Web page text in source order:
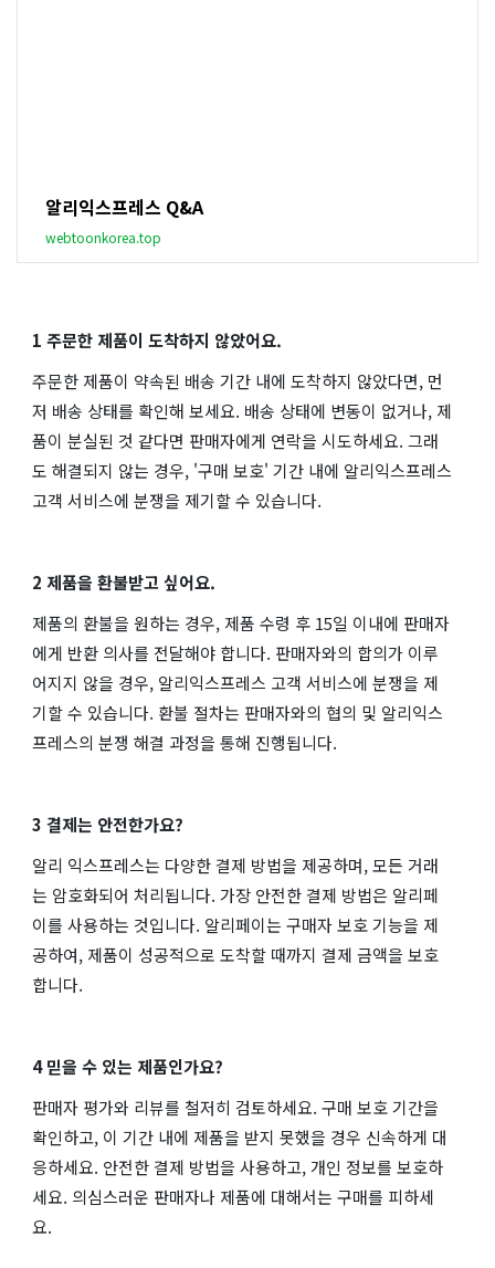
알리익스프레스 Q&A
webtoonkorea.top
1 주문한 제품이 도착하지 않았어요.
주문한 제품이 약속된 배송 기간 내에 도착하지 않았다면, 먼
저 배송 상태를 확인해 보세요. 배송 상태에 변동이 없거나, 제
품이 분실된 것 같다면 판매자에게 연락을 시도하세요. 그래
도 해결되지 않는 경우, '구매 보호' 기간 내에 알리익스프레스
고객 서비스에 분쟁을 제기할 수 있습니다.
2 제품을 환불받고 싶어요.
제품의 환불을 원하는 경우, 제품 수령 후 15일 이내에 판매자
에게 반환 의사를 전달해야 합니다. 판매자와의 합의가 이루
어지지 않을 경우, 알리익스프레스 고객 서비스에 분쟁을 제
기할 수 있습니다. 환불 절차는 판매자와의 협의 및 알리익스
프레스의 분쟁 해결 과정을 통해 진행됩니다.
3 결제는 안전한가요?
알리 익스프레스는 다양한 결제 방법을 제공하며, 모든 거래
는 암호화되어 처리됩니다. 가장 안전한 결제 방법은 알리페
이를 사용하는 것입니다. 알리페이는 구매자 보호 기능을 제
공하여, 제품이 성공적으로 도착할 때까지 결제 금액을 보호
합니다.
4 믿을 수 있는 제품인가요?
판매자 평가와 리뷰를 철저히 검토하세요. 구매 보호 기간을
확인하고, 이 기간 내에 제품을 받지 못했을 경우 신속하게 대
응하세요. 안전한 결제 방법을 사용하고, 개인 정보를 보호하
세요. 의심스러운 판매자나 제품에 대해서는 구매를 피하세
요.